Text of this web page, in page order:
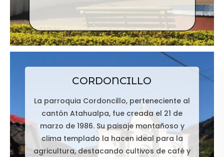
CORDONCILLO
La parroquia Cordoncillo, perteneciente al
cantón Atahualpa, fue creada el 21 de
marzo de 1986. Su paisaje montañoso y
clima templado la hacen ideal para la
agricultura, destacando cultivos de café y